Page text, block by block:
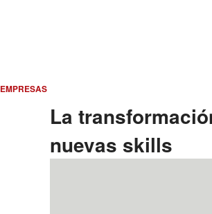
EMPRESAS
La
nuevas skills